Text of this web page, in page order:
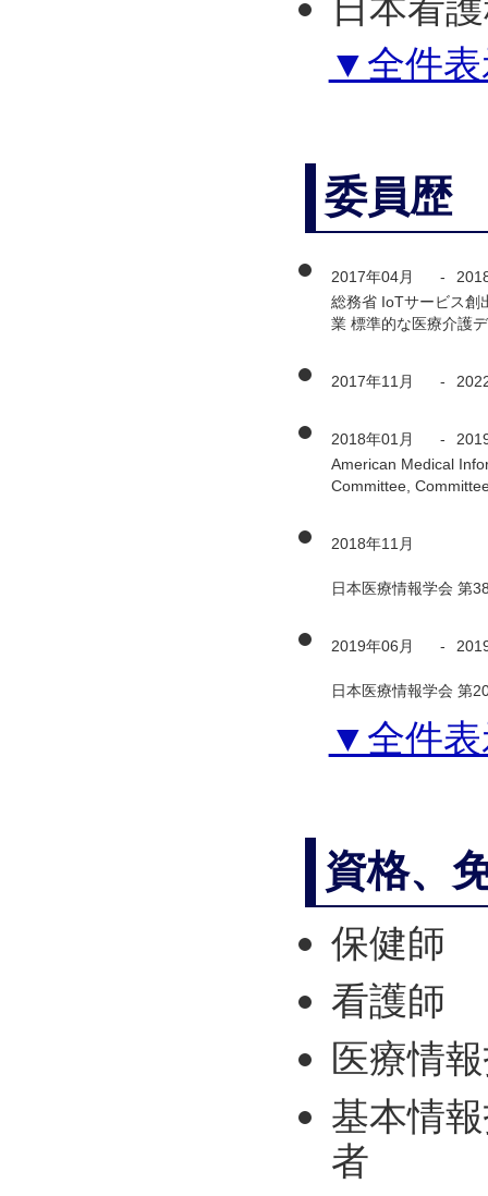
▼全件表
委員歴
2017年04月 -
総務省 IoTサービス創
業 標準的な医療介護
2017年11月 -
2018年01月 -
American Medical
Committee,
2018年11月
日本医療情報学会 第
2019年06月 -
日本医療情報学会 第
▼全件表
資格、
保健師
看護師
医療情
基本情
者